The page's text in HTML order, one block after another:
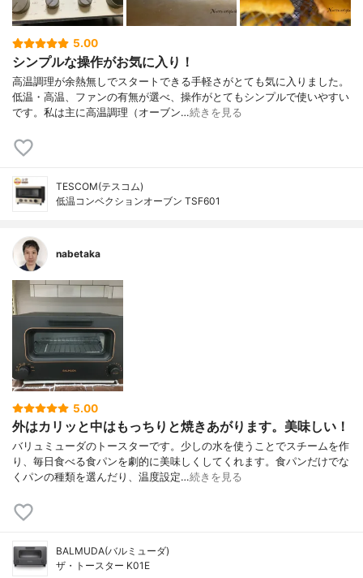
5.00
シンプルな操作がお気に入り！
高温調理が余熱無しでスタートできる手軽さがとても気に入りました。
低温・高温、ファンの有無が選べ、操作がとてもシンプルで使いやすい
です。私は主に高温調理（オーブン…続きを見る
TESCOM(テスコム)
低温コンベクションオーブン TSF601
nabetaka
5.00
外はカリッと中はもっちりと焼きあがります。美味しい！
バリュミューダのトースターです。少しの水を使うことでスチームを作
り、毎日食べる食パンを劇的に美味しくしてくれます。食パンだけでな
くパンの種類を選んだり、温度設定…続きを見る
BALMUDA(バルミューダ)
ザ・トースター K01E